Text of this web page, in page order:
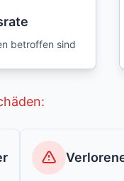
betroffen sind